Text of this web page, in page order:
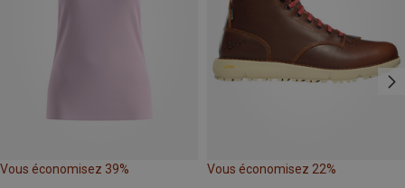
Vous économisez 39% Vous économisez 22%